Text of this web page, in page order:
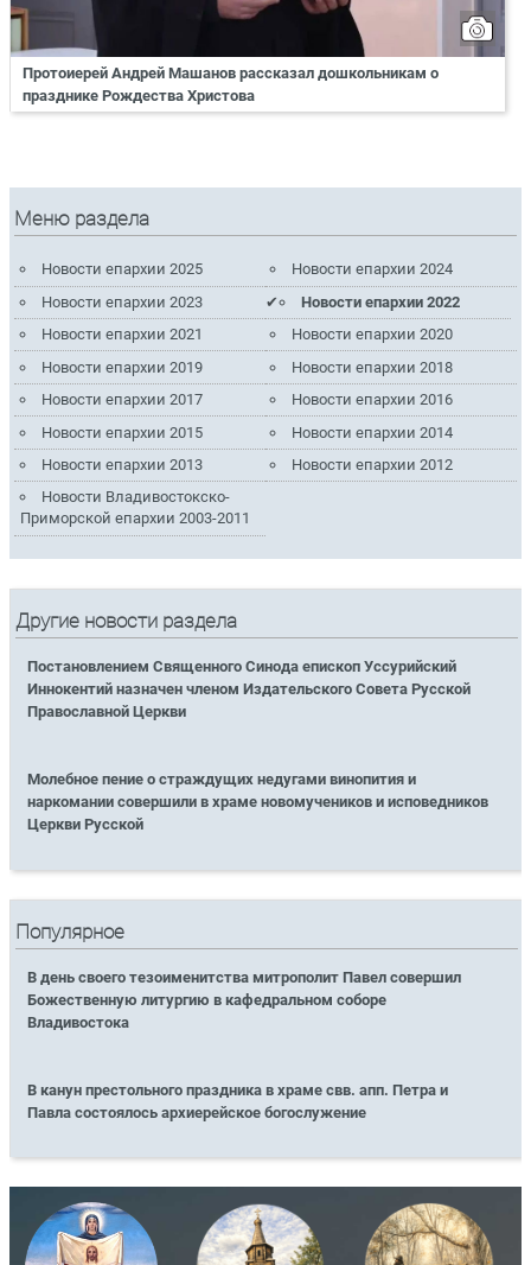
Протоиерей Андрей Машанов рассказал дошкольникам о
празднике Рождества Христова
Меню раздела
Новости епархии 2025
Новости епархии 2024
Новости епархии 2023
Новости епархии 2022
Новости епархии 2021
Новости епархии 2020
Новости епархии 2019
Новости епархии 2018
Новости епархии 2017
Новости епархии 2016
Новости епархии 2015
Новости епархии 2014
Новости епархии 2013
Новости епархии 2012
Новости Владивостокско-
Приморской епархии 2003-2011
Другие новости раздела
Постановлением Священного Синода епископ Уссурийский
Иннокентий назначен членом Издательского Совета Русской
Православной Церкви
Молебное пение о страждущих недугами винопития и
наркомании совершили в храме новомучеников и исповедников
Церкви Русской
Популярное
В день своего тезоименитства митрополит Павел совершил
Божественную литургию в кафедральном соборе
Владивостока
В канун престольного праздника в храме свв. апп. Петра и
Павла состоялось архиерейское богослужение